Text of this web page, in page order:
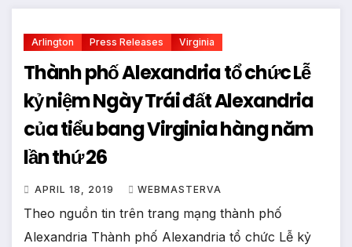
Arlington Press Releases Virginia
Thành phố Alexandria tổ chức Lễ
kỷ niệm Ngày Trái đất Alexandria
của tiểu bang Virginia hàng năm
lần thứ 26
APRIL 18, 2019 WEBMASTERVA
Theo nguồn tin trên trang mạng thành phố
Alexandria Thành phố Alexandria tổ chức Lễ kỷ